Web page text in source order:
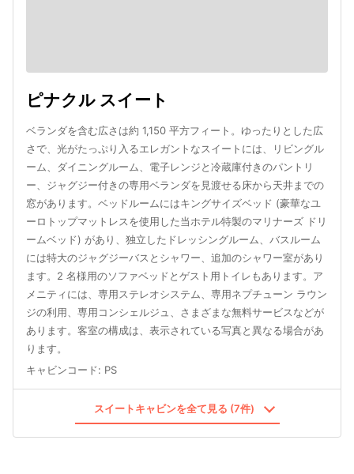
ピナクル スイート
ベランダを含む広さは約 1,150 平方フィート。ゆったりとした広
さで、光がたっぷり入るエレガントなスイートには、リビングル
ーム、ダイニングルーム、電子レンジと冷蔵庫付きのパントリ
ー、ジャグジー付きの専用ベランダを見渡せる床から天井までの
窓があります。ベッドルームにはキングサイズベッド (豪華なユ
ーロトップマットレスを使用した当ホテル特製のマリナーズ ドリ
ームベッド) があり、独立したドレッシングルーム、バスルーム
には特大のジャグジーバスとシャワー、追加のシャワー室があり
ます。2 名様用のソファベッドとゲスト用トイレもあります。ア
メニティには、専用ステレオシステム、専用ネプチューン ラウン
ジの利用、専用コンシェルジュ、さまざまな無料サービスなどが
あります。客室の構成は、表示されている写真と異なる場合があ
ります。
キャビンコード: PS
スイートキャビンを全て見る (7件)